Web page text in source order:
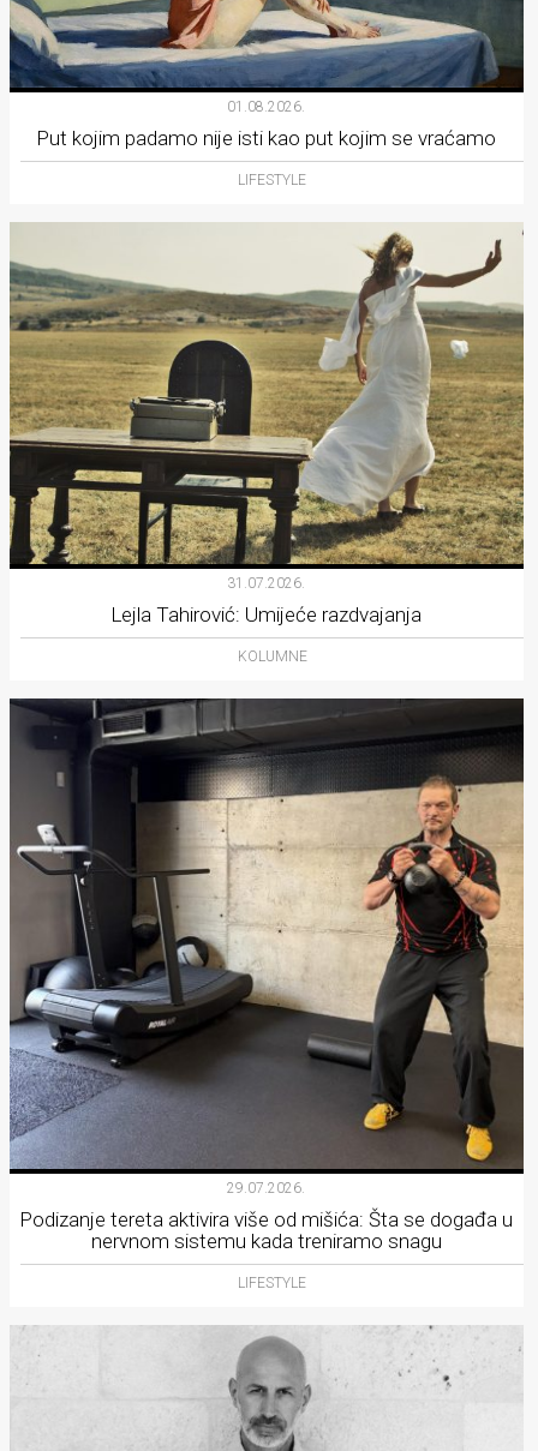
01.08.2026.
Put kojim padamo nije isti kao put kojim se vraćamo
LIFESTYLE
31.07.2026.
Lejla Tahirović: Umijeće razdvajanja
KOLUMNE
29.07.2026.
Podizanje tereta aktivira više od mišića: Šta se događa u
nervnom sistemu kada treniramo snagu
LIFESTYLE